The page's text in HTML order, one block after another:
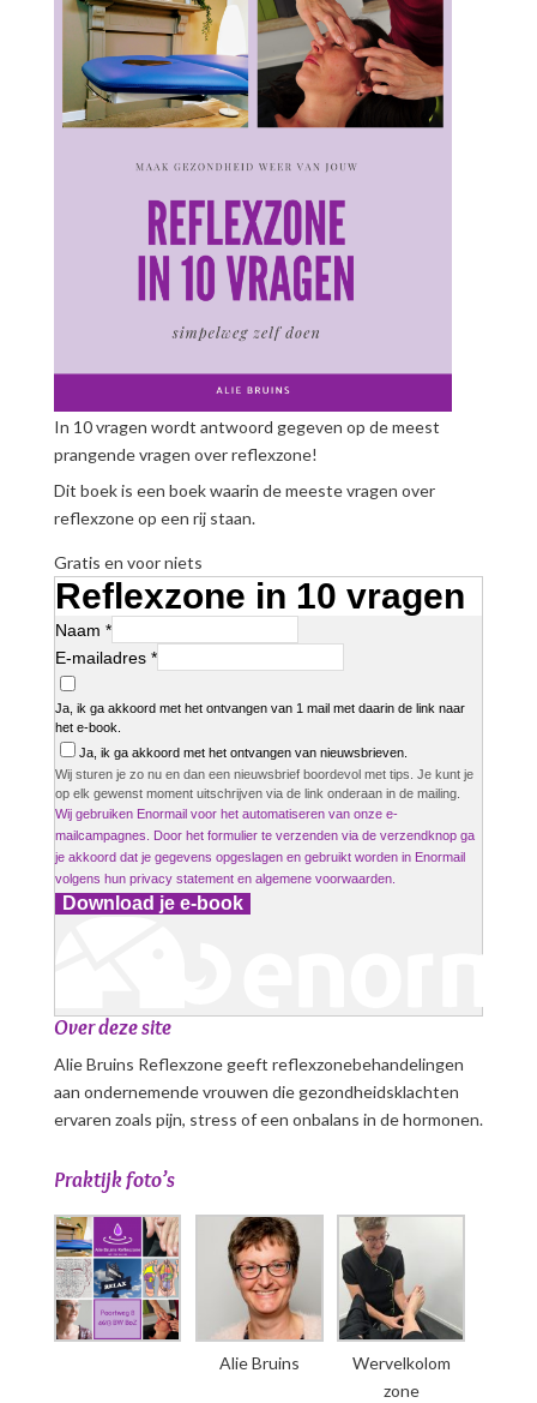
In 10 vragen wordt antwoord gegeven op de meest
prangende vragen over reflexzone!
Dit boek is een boek waarin de meeste vragen over
reflexzone op een rij staan.
Gratis en voor niets
Reflexzone in 10 vragen
Naam *
E-mailadres *
Ja, ik ga akkoord met het ontvangen van 1 mail met daarin de link naar
het e-book.
Ja, ik ga akkoord met het ontvangen van nieuwsbrieven.
Wij sturen je zo nu en dan een nieuwsbrief boordevol met tips. Je kunt je
op elk gewenst moment uitschrijven via de link onderaan in de mailing.
Wij gebruiken Enormail voor het automatiseren van onze e-
mailcampagnes. Door het formulier te verzenden via de verzendknop ga
je akkoord dat je gegevens opgeslagen en gebruikt worden in Enormail
volgens hun privacy statementen algemene voorwaarden.
Download je e-book
Over deze site
Alie Bruins Reflexzone geeft reflexzonebehandelingen
aan ondernemende vrouwen die gezondheidsklachten
ervaren zoals pijn, stress of een onbalans in de hormonen.
Praktijk foto’s
Alie Bruins
Wervelkolom
zone